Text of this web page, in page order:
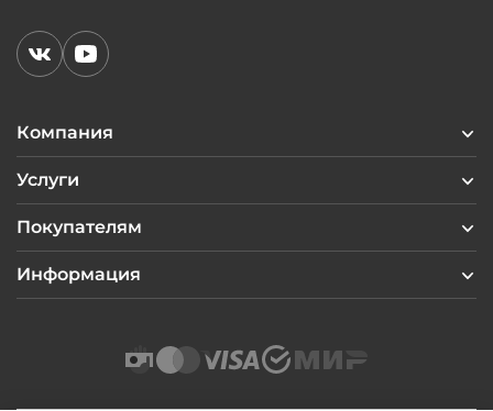
Компания
Услуги
Покупателям
Информация